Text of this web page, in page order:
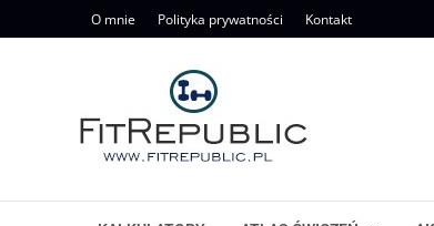
to
O mnie Polityka prywatności Kontakt